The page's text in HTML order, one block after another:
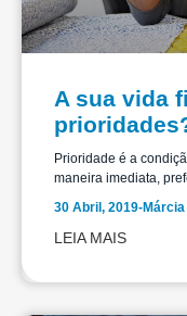
A sua vida
Prioridade é a
maneira imediata,
30 Abril, 2019-
LEIA MAIS